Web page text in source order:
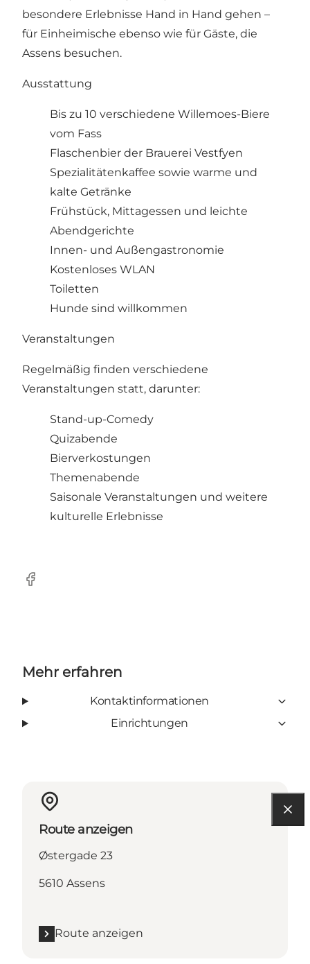
besondere Erlebnisse Hand in Hand gehen –
für Einheimische ebenso wie für Gäste, die
Assens besuchen.
Ausstattung
Bis zu 10 verschiedene Willemoes-Biere
vom Fass
Flaschenbier der Brauerei Vestfyen
Spezialitätenkaffee sowie warme und
kalte Getränke
Frühstück, Mittagessen und leichte
Abendgerichte
Innen- und Außengastronomie
Kostenloses WLAN
Toiletten
Hunde sind willkommen
Veranstaltungen
Regelmäßig finden verschiedene
Veranstaltungen statt, darunter:
Stand-up-Comedy
Quizabende
Bierverkostungen
Themenabende
Saisonale Veranstaltungen und weitere
kulturelle Erlebnisse
Facebook
Mehr erfahren
Kontaktinformationen
Einrichtungen
Route anzeigen
Østergade 23
5610 Assens
Route anzeigen